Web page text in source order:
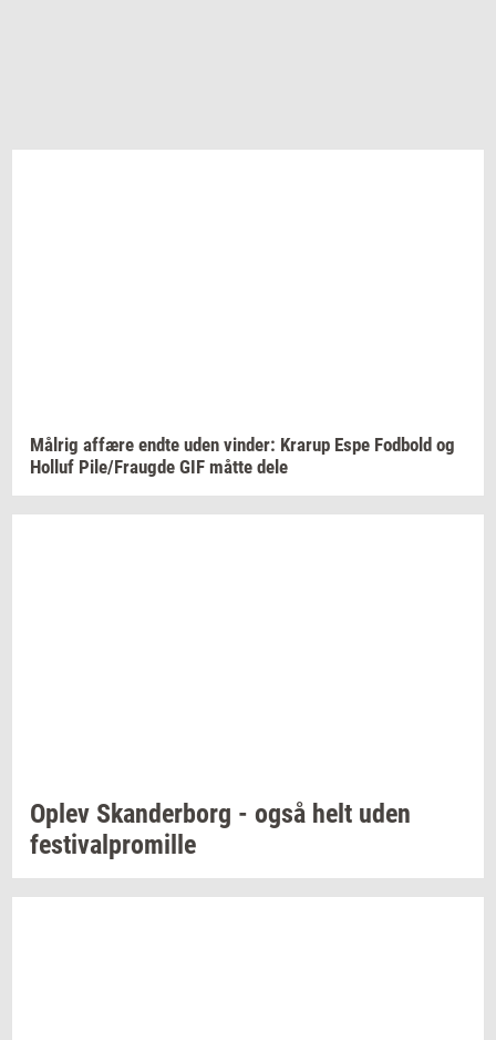
Må­l­rig af­fæ­re endte uden vin­der: Krarup Espe Fod­bold og
Hol­luf Pile/Fraug­de GIF måtte dele
Oplev Skan­der­borg - også helt uden
festi­val­pro­mil­le